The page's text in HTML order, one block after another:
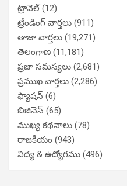
ట్రావెల్(12)
ట్రేండింగ్ వార్తలు (911)
తాజా వార్తలు (19,271)
తెలంగాణ (11,181)
ప్రజా సమస్యలు (2,681)
ప్రముఖ వార్తలు (2,286)
ఫ్యాషన్ (6)
బిజినెస్ (65)
ముఖ్య కథనాలు (78)
రాజకీయం (943)
విద్య & ఉద్యోగము (496)